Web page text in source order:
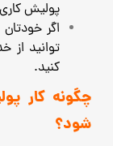
پولیش
اگر
توانید از
کنید.
چگونه کار
شود؟